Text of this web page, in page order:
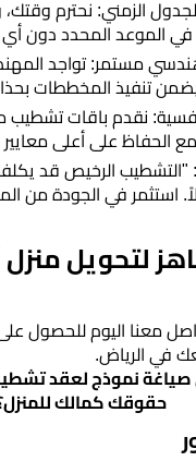
الزمني: نحترم
الموعد المحدد دون أي
مستمر: تواجد
تنفيذ المخططات
نقدم باقات تشطيب
مع الحفاظ على أعلى
"التشطيب الرخيص قد
استثمر في الجودة من
لتحويل منزل
معنا اليوم للحصول
في الرياض.
نموذج لعقد
حقوقك كمالك